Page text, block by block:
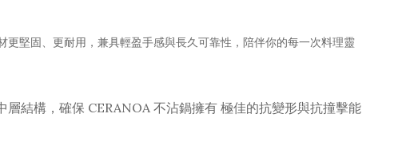
堅固、更耐用，兼具輕盈手感與長久可靠性，陪伴你的每一次料理靈
層結構，確保 CERANOA 不沾鍋擁有 極佳的抗變形與抗撞擊能